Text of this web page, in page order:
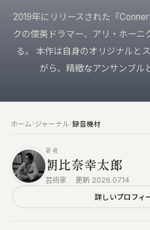
残す
へ届ける｜Vault・DDP PLAYER・
・Collaborate
ての製品
家のための AI｜楽典・和声・音響学に答え
NOTE
が貼れるノート｜五線譜・レッスン録音・
ンドマップ
DAW
残響・反射・測定・ルームアコーステ
録音機材
マイク・レコーダー・インターフェース
楽典と音楽
楽典・和声・楽器・演奏・音楽史
音響工学
測定・解析・電子回路
KUON AI
読んでも分からないことは、聞いてくだ
実現し
ブラウ
ご質
2019年にリリースされた『
クの俊英ドラマー、アリ・ホーニ
る。 本作は自身のオリジナルと
がら、精緻なアンサンブル
ホーム›ジャーナル›録音機材
著者
朝比奈幸太郎
芸術家 · 更新 2026.07.14
詳しいプロフィ